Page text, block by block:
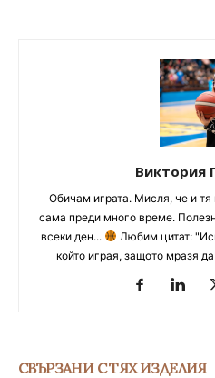
Виктория
Обичам играта. Мисля, че и
сама преди много време.
всеки ден...
Любим цитат:
който играя, защото мразя
СВЪРЗАНИ С ТЯХ ИЗДЕЛИЯ